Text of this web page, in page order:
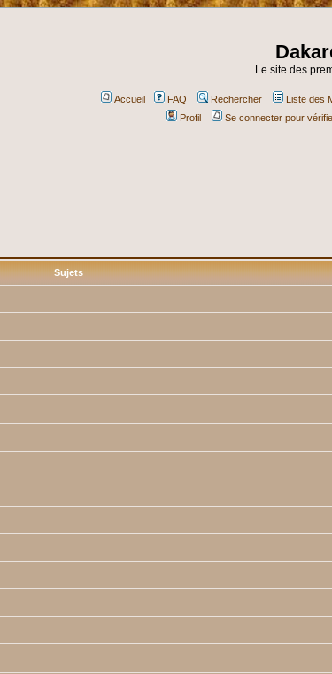
Le site des
Accueil FAQ Rechercher Liste des
Profil
Se connecter pour
Sujets